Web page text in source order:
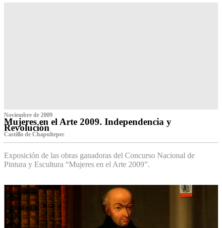
Noviembre de 2009
Mujeres en el Arte 2009. Independencia y
Revolución
Castillo de Chapultepec
Exposición de las obras ganadoras del Concurso Nacional de
Pintura y Escultura “Mujeres en el Arte 2009”.